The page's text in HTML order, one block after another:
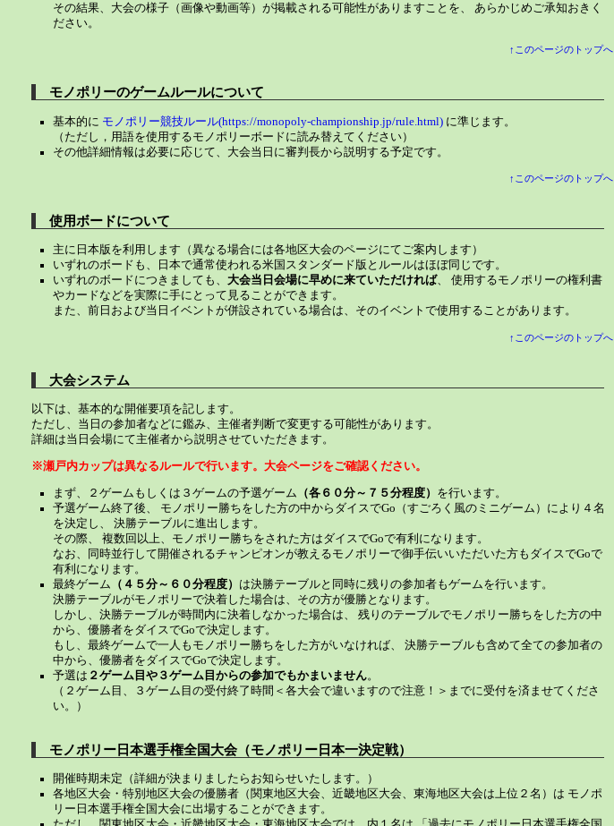
その結果、大会の様子（画像や動画等）が掲載される可能性がありますことを、 あらかじめご承知おきく
ださい。
↑このページのトップへ
モノポリーのゲームルールについて
基本的に モノポリー競技ルール(https://monopoly-championship.jp/rule.html) に準じます。
（ただし，用語を使用するモノポリーボードに読み替えてください）
その他詳細情報は必要に応じて、大会当日に審判長から説明する予定です。
↑このページのトップへ
使用ボードについて
主に日本版を利用します（異なる場合には各地区大会のページにてご案内します）
いずれのボードも、日本で通常使われる米国スタンダード版とルールはほぼ同じです。
いずれのボードにつきましても、 大会当日会場に早めに来ていただければ、 使用するモノポリーの権利書
やカードなどを実際に手にとって見ることができます。
また、前日および当日イベントが併設されている場合は、そのイベントで使用することがあります。
↑このページのトップへ
大会システム
以下は、基本的な開催要項を記します。
ただし、当日の参加者などに鑑み、主催者判断で変更する可能性があります。
詳細は当日会場にて主催者から説明させていただきます。
※瀬戸内カップは異なるルールで行います。大会ページをご確認ください。
まず、２ゲームもしくは３ゲームの予選ゲーム （各６０分～７５分程度） を行います。
予選ゲーム終了後、 モノポリー勝ちをした方の中からダイスでGo（すごろく風のミニゲーム）により４名
を決定し、 決勝テーブルに進出します。
その際、 複数回以上、モノポリー勝ちをされた方はダイスでGoで有利になります。
なお、同時並行して開催されるチャンピオンが教えるモノポリーで御手伝いいただいた方もダイスでGoで
有利になります。
最終ゲーム （４５分～６０分程度） は決勝テーブルと同時に残りの参加者もゲームを行います。
決勝テーブルがモノポリーで決着した場合は、その方が優勝となります。
しかし、決勝テーブルが時間内に決着しなかった場合は、 残りのテーブルでモノポリー勝ちをした方の中
から、優勝者をダイスでGoで決定します。
もし、最終ゲームで一人もモノポリー勝ちをした方がいなければ、 決勝テーブルも含めて全ての参加者の
中から、優勝者をダイスでGoで決定します。
予選は ２ゲーム目や３ゲーム目からの参加でもかまいません。
（２ゲーム目、３ゲーム目の受付終了時間＜各大会で違いますので注意！＞までに受付を済ませてくださ
い。）
モノポリー日本選手権全国大会（モノポリー日本一決定戦）
開催時期未定（詳細が決まりましたらお知らせいたします。）
各地区大会・特別地区大会の優勝者（関東地区大会、近畿地区大会、東海地区大会は上位２名）は モノポ
リー日本選手権全国大会に出場することができます。